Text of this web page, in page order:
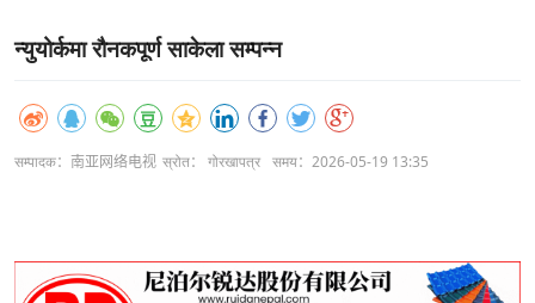
न्युयोर्कमा रौनकपूर्ण साकेला सम्पन्न
सम्पादक：南亚网络电视 स्रोत： गोरखापत्र समय：2026-05-19 13:35